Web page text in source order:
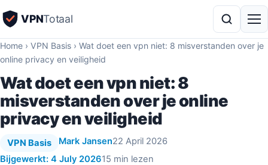
VPNTotaal
Home › VPN Basis › Wat doet een vpn niet: 8 misverstanden over je
online privacy en veiligheid
Wat doet een vpn niet: 8
misverstanden over je online
privacy en veiligheid
VPN Basis Mark Jansen22 April 2026
Bijgewerkt: 4 July 202615 min lezen